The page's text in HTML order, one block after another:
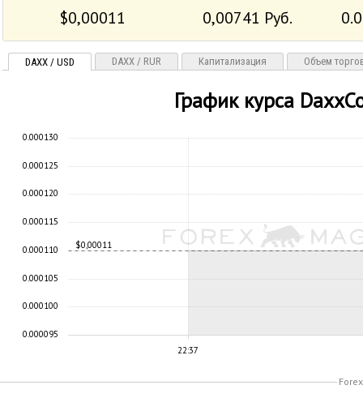
$0,00011 0,00741 Руб.
DAXX / USD DAXX / RUR Капитализация Объем
График курса
22:37
$0,00011
0.000095
0.000100
0.000105
0.000110
0.000115
0.000120
0.000125
0.000130